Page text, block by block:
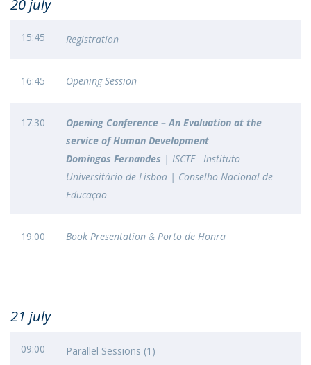
20 july
15:45 Registration
16:45 Opening Session
17:30
Opening Conference – An Evaluation at the
service of Human Development
Domingos Fernandes | ISCTE - Instituto
Universitário de Lisboa | Conselho Nacional de
Educação
19:00 Book Presentation & Porto de Honra
21 july
09:00 Parallel Sessions (1)